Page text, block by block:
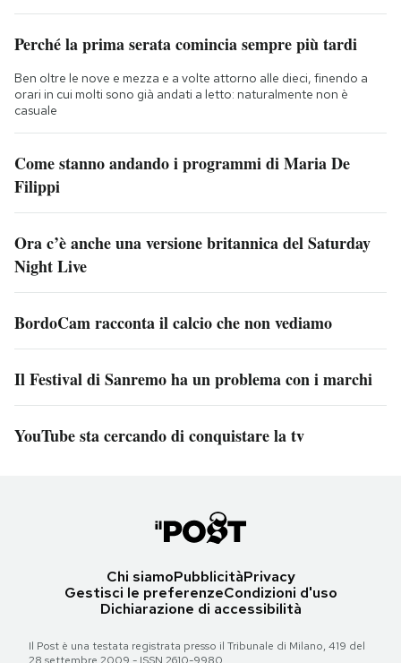
Perché la prima serata comincia sempre più tardi
Ben oltre le nove e mezza e a volte attorno alle dieci, finendo a
orari in cui molti sono già andati a letto: naturalmente non è
casuale
Come stanno andando i programmi di Maria De
Filippi
Ora c’è anche una versione britannica del Saturday
Night Live
BordoCam racconta il calcio che non vediamo
Il Festival di Sanremo ha un problema con i marchi
YouTube sta cercando di conquistare la tv
Chi siamoPubblicitàPrivacy
Gestisci le preferenzeCondizioni d'uso
Dichiarazione di accessibilità
Il Post è una testata registrata presso il Tribunale di Milano, 419 del